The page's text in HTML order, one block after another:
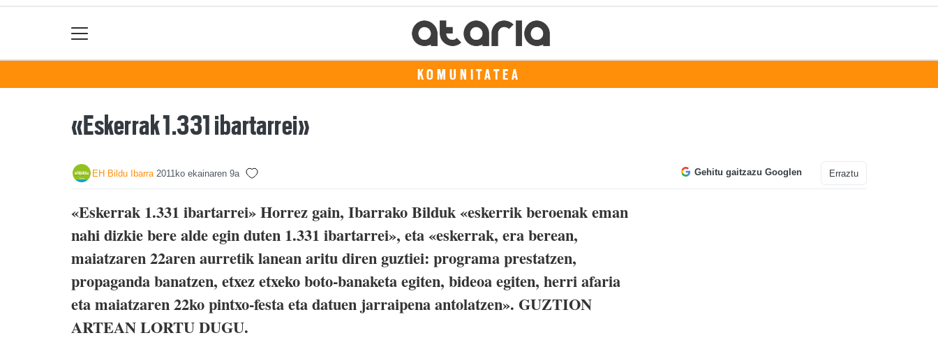
KOMUNITATEA
«Eskerrak 1.331 ibartarrei»
EH Bildu Ibarra 2011ko ekainaren 9a Gehitu gaitzazu Googlen Erraztu
«Eskerrak 1.331 ibartarrei» Horrez gain, Ibarrako Bilduk «eskerrik beroenak eman
nahi dizkie bere alde egin duten 1.331 ibartarrei», eta «eskerrak, era berean,
maiatzaren 22aren aurretik lanean aritu diren guztiei: programa prestatzen,
propaganda banatzen, etxez etxeko boto-banaketa egiten, bideoa egiten, herri afaria
eta maiatzaren 22ko pintxo-festa eta datuen jarraipena antolatzen». GUZTION
ARTEAN LORTU DUGU.